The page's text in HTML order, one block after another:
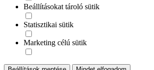
Beállításokat tároló sütik
Statisztikai sütik
Marketing célú sütik